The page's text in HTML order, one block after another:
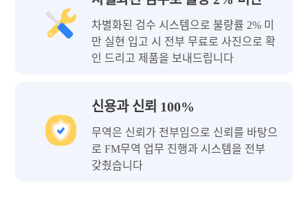
차별화된 검수 시스템으로 불량률 2% 미
만 실현 입고 시 전부 무료로 사진으로 확
인 드리고 제품을 보내드립니다
신용과 신뢰 100%
무역은 신뢰가 전부임으로 신뢰를 바탕으
로 FM무역 업무 진행과 시스템을 전부
갖췄습니다